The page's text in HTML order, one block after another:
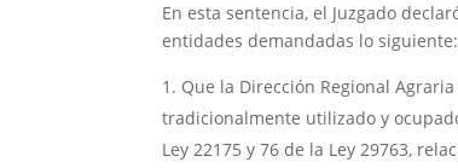
En esta sentencia, el Juzgado
entidades demandadas lo siguiente:
Que la Dirección Regional
tradicionalmente utilizado y
Ley 22175 y 76 de la Ley 29763,